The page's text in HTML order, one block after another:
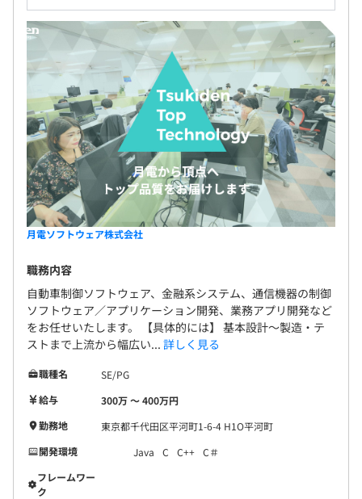
月電ソフトウェア株式会社
職務内容
自動車制御ソフトウェア、金融系システム、通信機器の制御
ソフトウェア／アプリケーション開発、業務アプリ開発など
をお任せいたします。 【具体的には】 基本設計〜製造・テ
ストまで上流から幅広い... 詳しく見る
職種名
SE/PG
給与
300万 〜 400万円
勤務地
東京都千代田区平河町1-6-4 H1O平河町
開発環境
Java C C++ C＃
フレームワー
ク